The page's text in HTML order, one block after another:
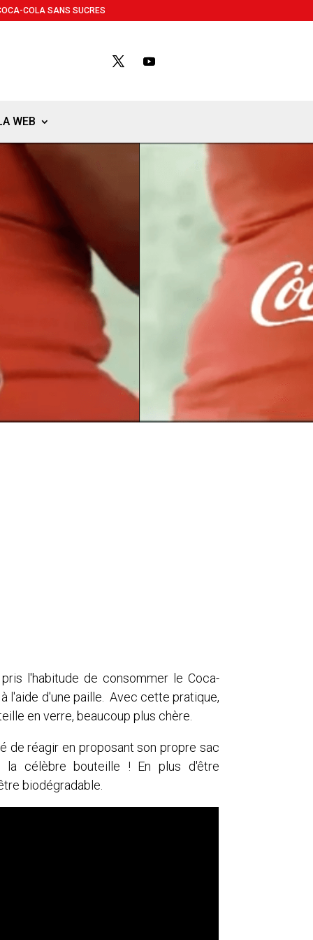
COLA SANS SUCRES
WEB
l'habitude de consommer le Coca-
l'aide d'une paille. Avec cette pratique,
en verre, beaucoup plus chère.
de réagir en proposant son propre sac
célèbre bouteille ! En plus d'être
biodégradable.